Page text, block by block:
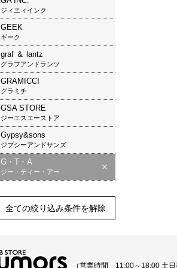
ジィエィインク
GEEK
ギーク
graf ＆ lantz
グラフアンドランツ
GRAMICCI
グラミチ
GSA STORE
ジーエスエーストア
Gypsy&sons
ジプシーアンドサンズ
G・T・A
ジー・ティー・アー
全ての絞り込み条件を解除
（営業時間 11:00～18:00 土日